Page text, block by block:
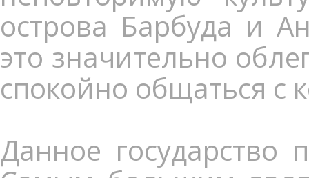
острова Барбуда и
это значительно
спокойно общаться с
Данное государство